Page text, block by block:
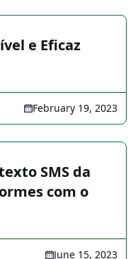
e Eficaz
February 19, 2023
SMS da
com o
June 15, 2023